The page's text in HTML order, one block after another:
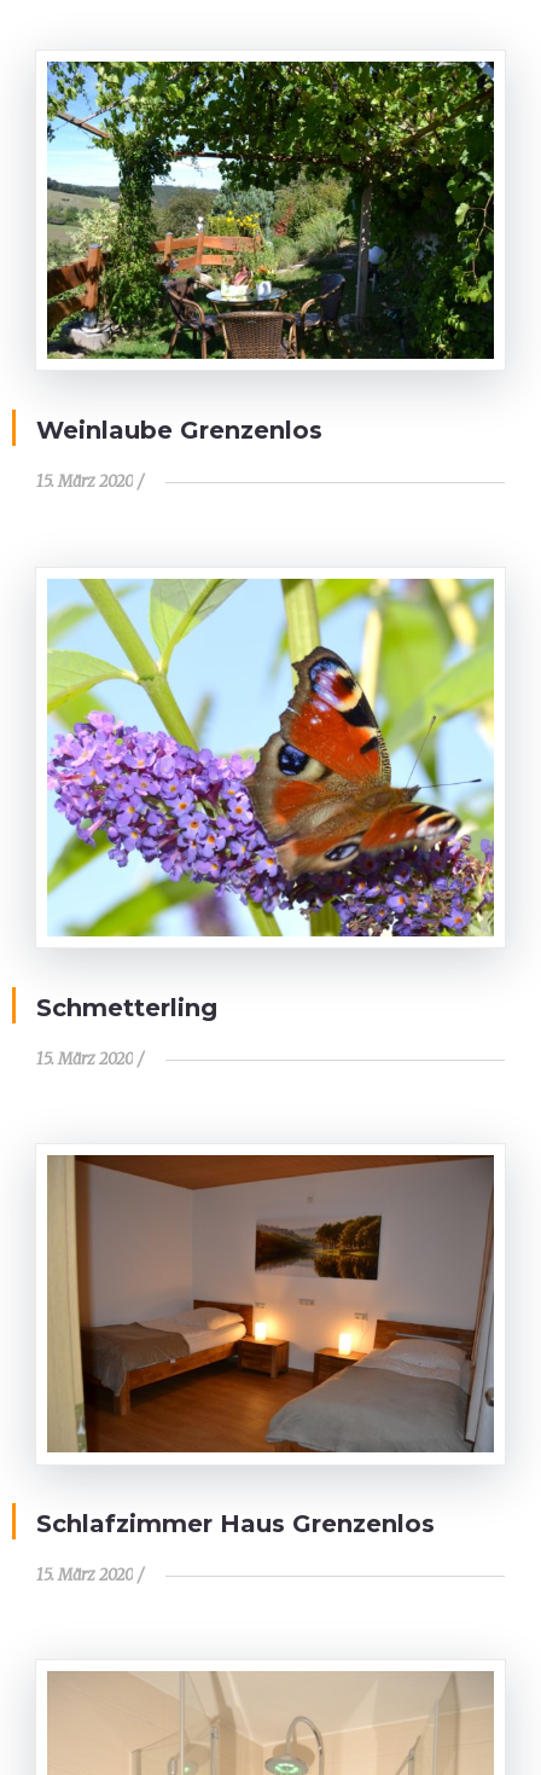
Weinlaube Grenzenlos
15. März 2020
Schmetterling
15. März 2020
Schlafzimmer Haus Grenzenlos
15. März 2020